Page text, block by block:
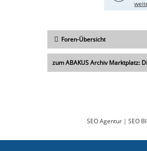
Foren-Übersicht
zum ABAKUS Archiv Marktplatz:
SEO Agentur| SEO